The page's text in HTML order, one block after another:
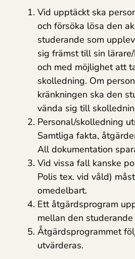
Vid upptäckt ska
och försöka lösa den
studerande som
sig främst till sin
och med möjlighet att
skolledning. Om
kränkningen ska den
vända sig till
Personal/skolledning
Samtliga fakta,
All dokumentation
Vid vissa fall kanske
Polis tex. vid våld)
omedelbart.
Ett åtgärdsprogram
mellan den
Åtgärdsprogrammet
utvärderas.